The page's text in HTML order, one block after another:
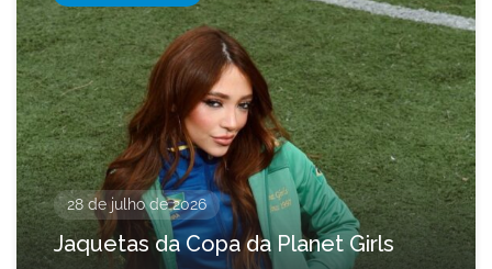
28 de julho de 2026
Jaquetas da Copa da Planet Girls